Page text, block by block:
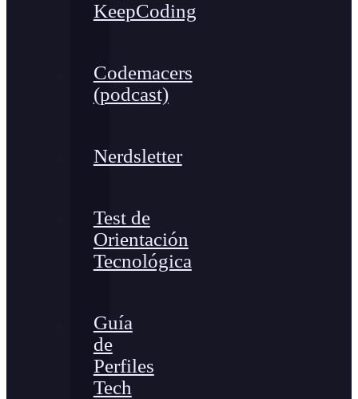
KeepCoding
Codemacers
(podcast)
Nerdsletter
Test de
Orientación
Tecnológica
Guía
de
Perfiles
Tech